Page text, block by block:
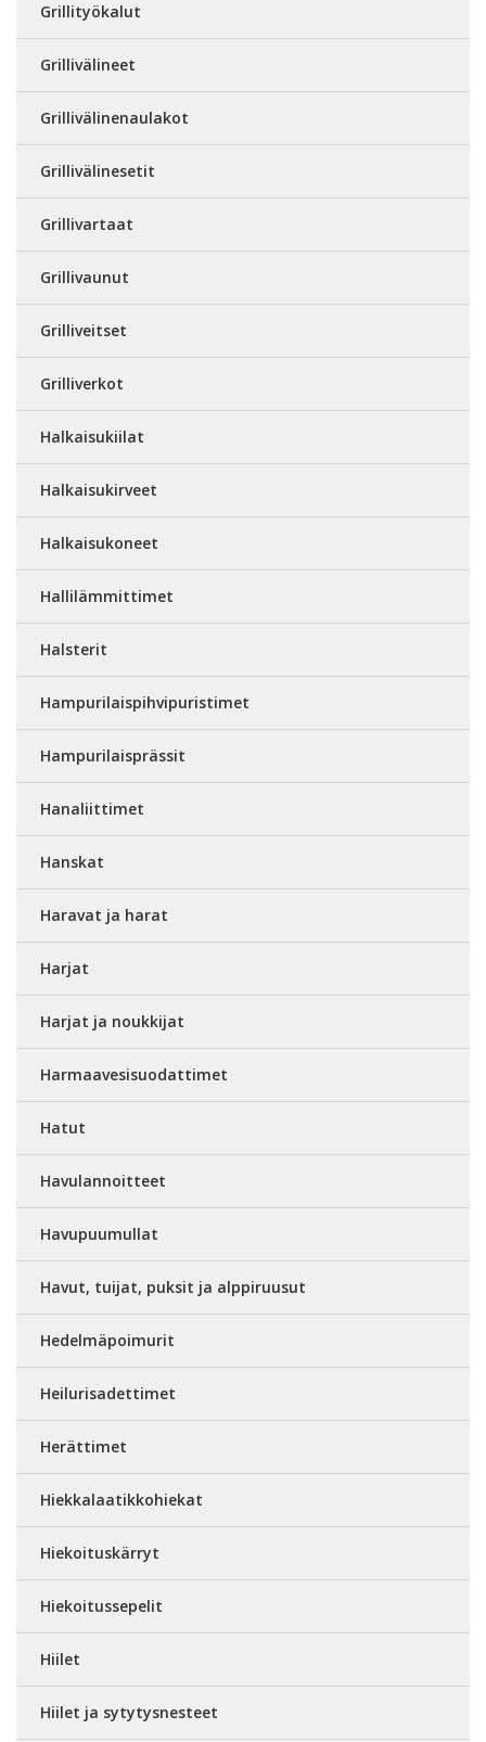
Grillityökalut
Grillivälineet
Grillivälinenaulakot
Grillivälinesetit
Grillivartaat
Grillivaunut
Grilliveitset
Grilliverkot
Halkaisukiilat
Halkaisukirveet
Halkaisukoneet
Hallilämmittimet
Halsterit
Hampurilaispihvipuristimet
Hampurilaisprässit
Hanaliittimet
Hanskat
Haravat ja harat
Harjat
Harjat ja noukkijat
Harmaavesisuodattimet
Hatut
Havulannoitteet
Havupuumullat
Havut, tuijat, puksit ja alppiruusut
Hedelmäpoimurit
Heilurisadettimet
Herättimet
Hiekkalaatikkohiekat
Hiekoituskärryt
Hiekoitussepelit
Hiilet
Hiilet ja sytytysnesteet